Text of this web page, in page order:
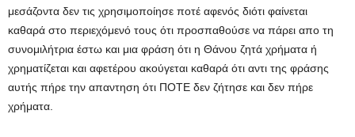
μεσάζοντα δεν τις χρησιμοποίησε ποτέ αφενός διότι φαίνεται
καθαρά στο περιεχόμενό τους ότι προσπαθούσε να πάρει απο τη
συνομιλήτρια έστω και μια φράση ότι η Θάνου ζητά χρήματα ή
χρηματίζεται και αφετέρου ακούγεται καθαρά ότι αντι της φράσης
αυτής πήρε την απαντηση ότι ΠΟΤΕ δεν ζήτησε και δεν πήρε
χρήματα.